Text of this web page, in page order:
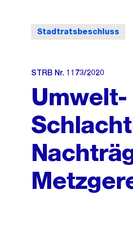
Stadtratsbeschluss
STRB Nr. 1173/2020